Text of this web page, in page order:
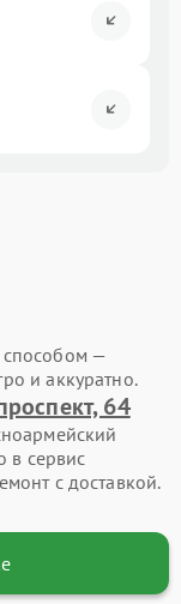
—
и аккуратно.
64
в сервис
с доставкой.